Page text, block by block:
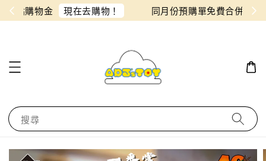
！ 同月份預購單免費合併！只需付一筆運費
搜尋